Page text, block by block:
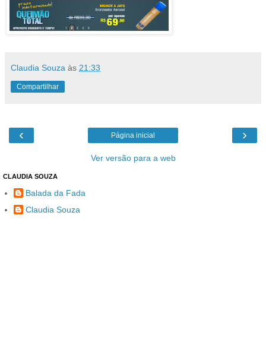
Claudia Souza às 21:33
Compartilhar
‹ ›
Página inicial
Ver versão para a web
CLAUDIA SOUZA
Balada da Fada
Claudia Souza